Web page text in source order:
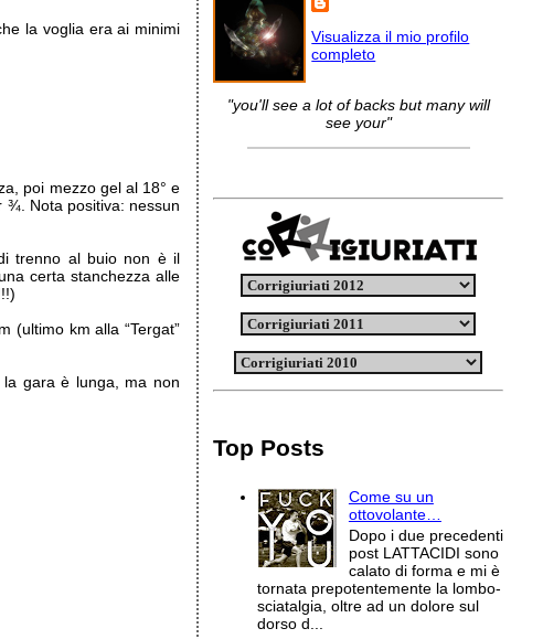
la voglia era ai minimi
poi mezzo gel al 18° e
¾. Nota positiva: nessun
trenno al buio non è il
certa stanchezza alle
(ultimo km alla “Tergat”
gara è lunga, ma non
Visualizza il mio profilo
completo
"you'll see a lot of backs but many will
see your"
Top Posts
Come su un
ottovolante…
Dopo i due precedenti
post LATTACIDI sono
calato di forma e mi è
tornata prepotentemente la lombo-
sciatalgia, oltre ad un dolore sul
dorso d...